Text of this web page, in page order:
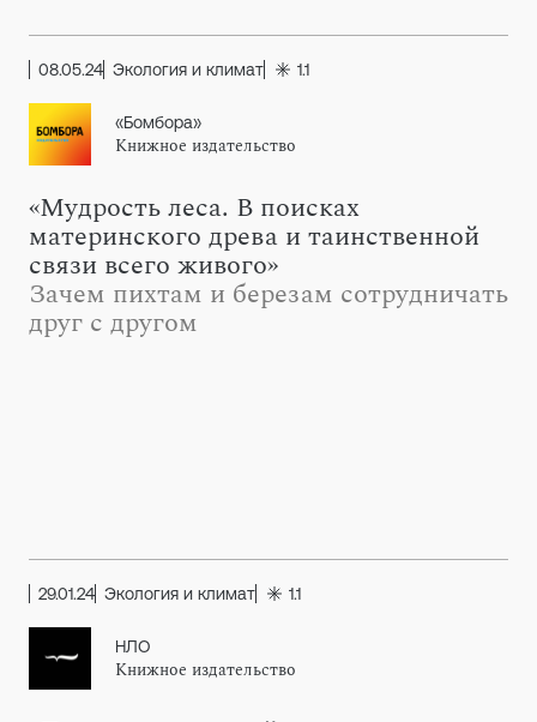
08.05.24 Экология и климат 1.1
«Бомбора»
Книжное издательство
«Мудрость леса. В поисках
материнского древа и таинственной
связи всего живого»
Зачем пихтам и березам сотрудничать
друг с другом
29.01.24 Экология и климат 1.1
НЛО
Книжное издательство